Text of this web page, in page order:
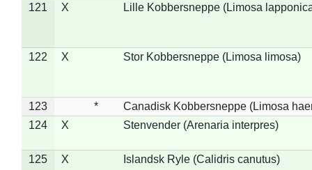
121 X Lille Kobbersneppe (Limosa
122 X Stor Kobbersneppe (Limosa limosa)
123 *
Canadisk Kobbersneppe (Limosa
124
X Stenvender (Arenaria interpres)
125 X Islandsk Ryle (Calidris canutus)